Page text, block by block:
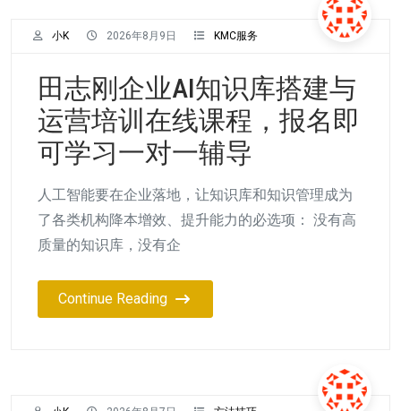
小K 2026年8月9日 KMC服务
田志刚企业AI知识库搭建与
运营培训在线课程，报名即
可学习一对一辅导
人工智能要在企业落地，让知识库和知识管理成为
了各类机构降本增效、提升能力的必选项： 没有高
质量的知识库，没有企
Continue Reading